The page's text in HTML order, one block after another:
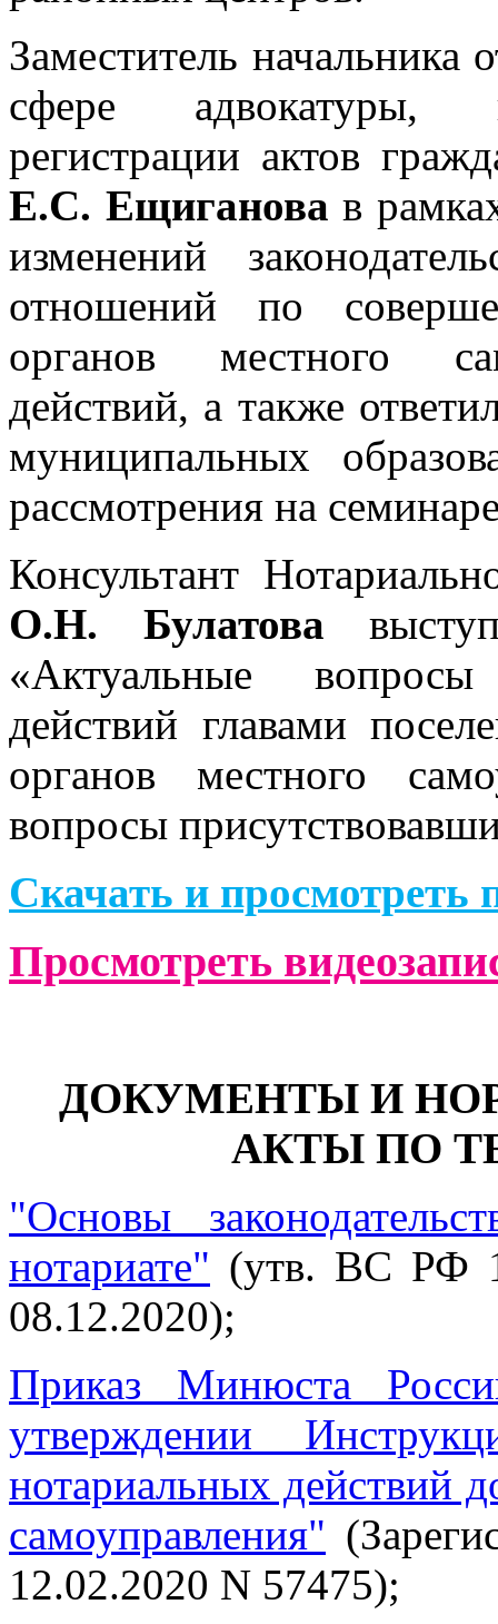
Заместитель начальника
сфере адвокатуры,
регистрации актов
Е.С. Ещиганова в
изменений
отношений по
органов местного
действий, а также
муниципальных
рассмотрения на
Консультант
О.Н. Булатова
«Актуальные
действий главами
органов местного
вопросы
Скачать и
Просмотреть
ДОКУМЕНТЫ И
АКТЫ ПО
"Основы
нотариате" (утв. ВС РФ
08.12.2020);
Приказ Минюста
утверждении
нотариальных действий
самоуправления"
12.02.2020 N 57475);